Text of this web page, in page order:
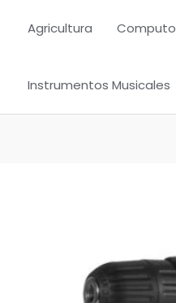
Agricultura Computo
Instrumentos Musicales